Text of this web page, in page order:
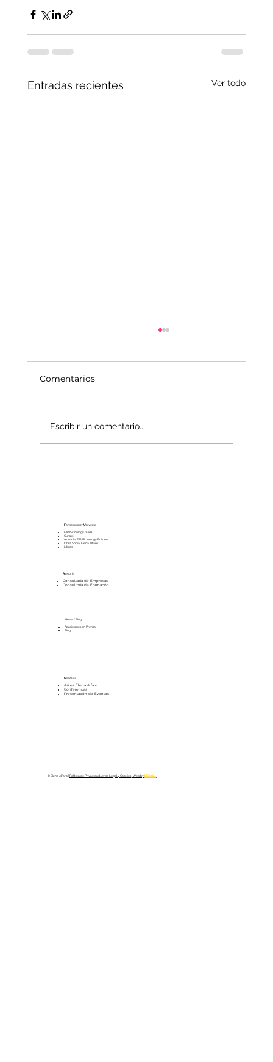
Entradas recientes Ver todo
Comentarios
Escribir un comentario...
FanscinologyUniverse
FANScinology/FMB
Cursos
Alumni – FANScinology Builders
Obra Social Elena Alfaro
Libros
Asesoría
Consultoría de Empresas
Consultoría de Formación
News / Blog
Apariciones en Prensa
Blog
Speaker
Así es Elena Alfaro
Conferencias
Presentación de Eventos
© Elena Alfaro | Política de Privacidad, Aviso Legal y Cookies | Web bybiSocial